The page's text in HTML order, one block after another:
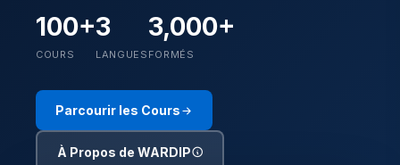
100+
COURS
3
LANGUES
3,000+
FORMÉS
Parcourir les Cours
À Propos de WARDIP